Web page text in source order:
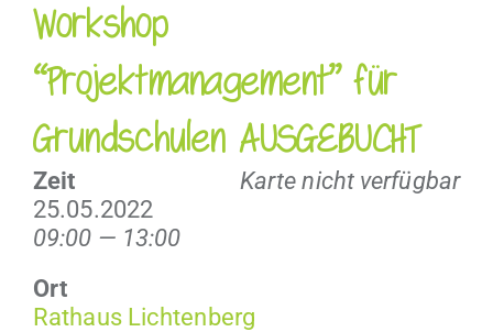
Workshop
“Projektmanagement” für
Grundschulen AUSGEBUCHT
Karte nicht verfügbar
Zeit
25.05.2022
09:00 — 13:00
Ort
Rathaus Licht­en­berg